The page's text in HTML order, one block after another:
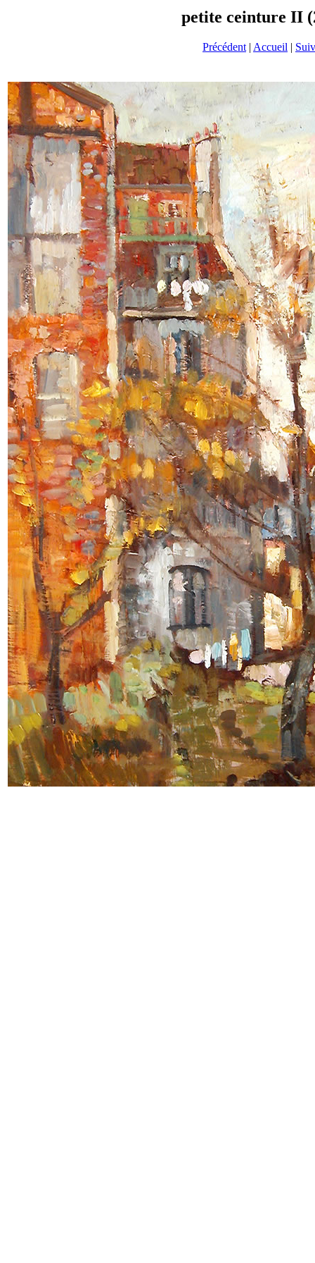
petite ceinture II
Précédent | Accueil |